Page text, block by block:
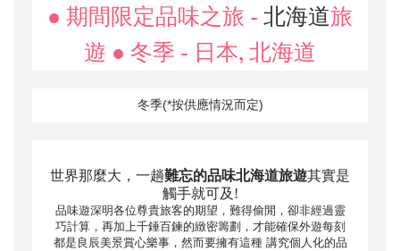
● 期間限定品味之旅 -北海道旅
遊 ● 冬季 - 日本, 北海道
冬季(*按供應情況而定)
世界那麼大，一趟難忘的品味北海道旅遊其實是
觸手就可及!
品味遊深明各位尊貴旅客的期望，難得偷閒，卻非經過靈
巧計算，再加上千錘百鍊的緻密籌劃，才能確保外遊每刻
都是良辰美景賞心樂事，然而要擁有這種 講究個人化的品